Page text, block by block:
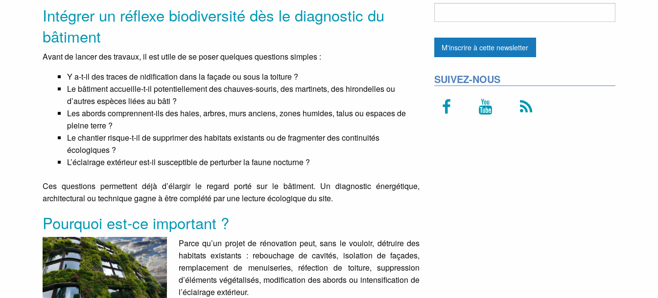
Intégrer un réflexe biodiversité dès le diagnostic du
bâtiment
Avant de lancer des travaux, il est utile de se poser quelques questions simples :
Y a-t-il des traces de nidification dans la façade ou sous la toiture ?
Le bâtiment accueille-t-il potentiellement des chauves-souris, des martinets, des hirondelles ou
d’autres espèces liées au bâti ?
Les abords comprennent-ils des haies, arbres, murs anciens, zones humides, talus ou espaces de
pleine terre ?
Le chantier risque-t-il de supprimer des habitats existants ou de fragmenter des continuités
écologiques ?
L’éclairage extérieur est-il susceptible de perturber la faune nocturne ?
Ces questions permettent déjà d’élargir le regard porté sur le bâtiment. Un diagnostic énergétique,
architectural ou technique gagne à être complété par une lecture écologique du site.
Pourquoi est-ce important ?
Parce qu’un projet de rénovation peut, sans le vouloir, détruire des
habitats existants : rebouchage de cavités, isolation de façades,
remplacement de menuiseries, réfection de toiture, suppression
d’éléments végétalisés, modification des abords ou intensification de
l’éclairage extérieur.
SUIVEZ-NOUS